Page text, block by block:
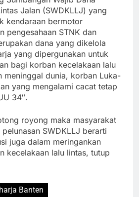
Jalan (SWDKLLJ) yang
kendaraan bermotor
pengesahaan STNK dan
dana yang dikelola
yang dipergunakan untuk
bagi korban kecelakaan lalu
meninggal dunia, korban Luka-
yang mengalami cacat tetap
34″.
royong maka masyarakat
SWDKLLJ berarti
juga dalam meringankan
kecelakaan lalu lintas, tutup
Banten